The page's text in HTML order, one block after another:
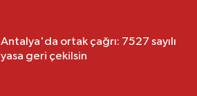
Antalya'da ortak çağrı: 7527 sayılı
yasa geri çekilsin